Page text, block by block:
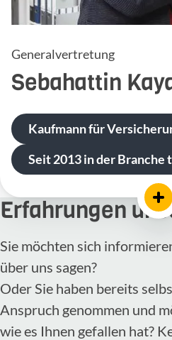
Generalvertretung
Sebahattin
Kaufmann für
Seit 2013 in der Branche
Erfahrungen
Sie möchten sich
über uns sagen?
Oder Sie haben bereits
Anspruch genommen und
wie es Ihnen gefallen hat?